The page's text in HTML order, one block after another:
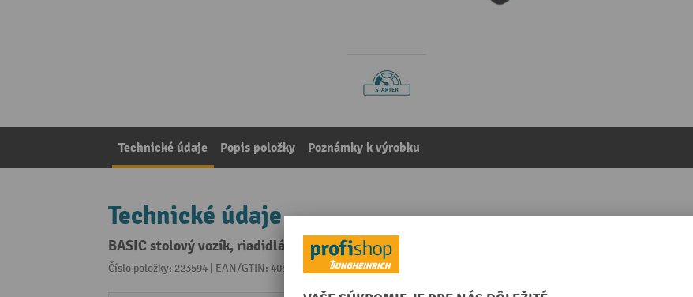
Technické údaje Popis položky Poznámky k výrobku
Technické údaje
BASIC stolový vozík, riadidlá na oboch stranách, V x Š x H 890 x 500 x 1,140 mm, nosnosť 250 kg
Číslo položky: 223594 | EAN/GTIN: 4052293717369Z kategórie: